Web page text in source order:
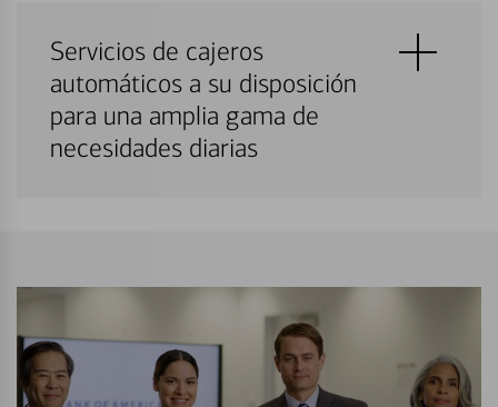
Servicios de cajeros
automáticos a su disposición
para una amplia gama de
necesidades diarias